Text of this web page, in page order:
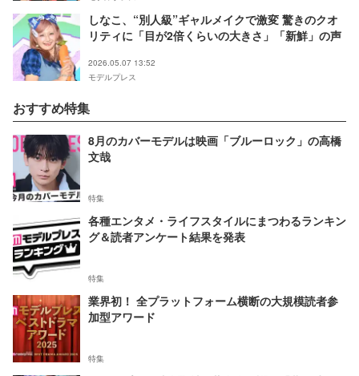
しなこ、“別人級”ギャルメイクで激変 驚きのクオ
リティに「目が2倍くらいの大きさ」「新鮮」の声
2026.05.07 13:52
モデルプレス
おすすめ特集
8月のカバーモデルは映画「ブルーロック」の高橋
文哉
特集
各種エンタメ・ライフスタイルにまつわるランキン
グ＆読者アンケート結果を発表
特集
業界初！ 全プラットフォーム横断の大規模読者参
加型アワード
特集